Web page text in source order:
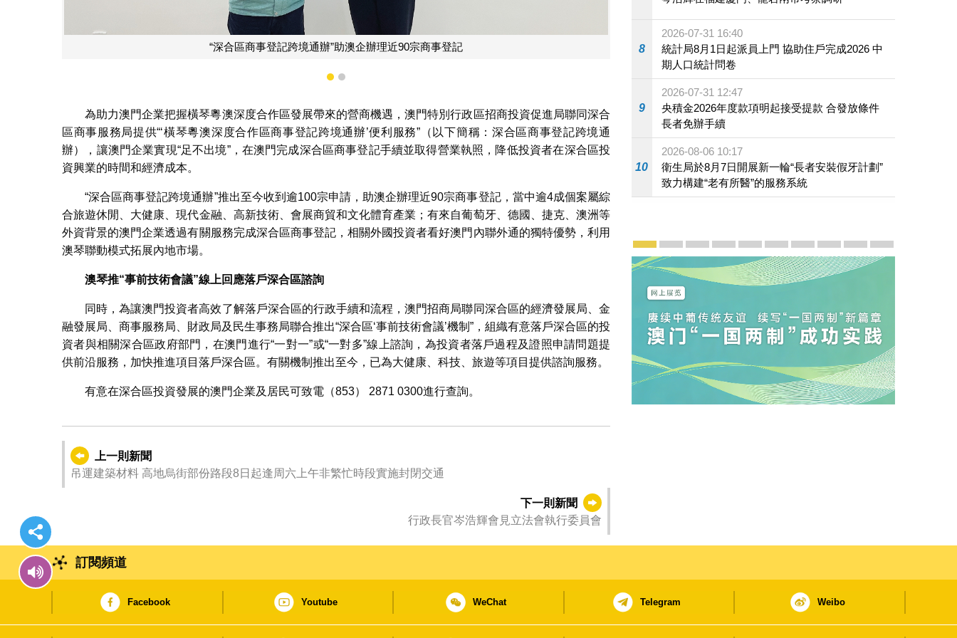
澳琴推“事前技術會議”線上回應落戶深合區諮詢
1 2
為助力澳門企業把握橫琴粵澳深度合作區發展帶來的營商機遇，澳門特別行政區招商投資促進局聯同深合
區商事服務局提供“‘橫琴粵澳深度合作區商事登記跨境通辦’便利服務”（以下簡稱：深合區商事登記跨境通
辦），讓澳門企業實現“足不出境”，在澳門完成深合區商事登記手續並取得營業執照，降低投資者在深合區投
資興業的時間和經濟成本。
“深合區商事登記跨境通辦”推出至今收到逾100宗申請，助澳企辦理近90宗商事登記，當中逾4成個案屬綜
合旅遊休閒、大健康、現代金融、高新技術、會展商貿和文化體育產業；有來自葡萄牙、德國、捷克、澳洲等
外資背景的澳門企業透過有關服務完成深合區商事登記，相關外國投資者看好澳門內聯外通的獨特優勢，利用
澳琴聯動模式拓展內地市場。
澳琴推“事前技術會議”線上回應落戶深合區諮詢
同時，為讓澳門投資者高效了解落戶深合區的行政手續和流程，澳門招商局聯同深合區的經濟發展局、金
融發展局、商事服務局、財政局及民生事務局聯合推出“深合區‘事前技術會議’機制”，組織有意落戶深合區的投
資者與相關深合區政府部門，在澳門進行“一對一”或“一對多”線上諮詢，為投資者落戶過程及證照申請問題提
供前沿服務，加快推進項目落戶深合區。有關機制推出至今，已為大健康、科技、旅遊等項目提供諮詢服務。
有意在深合區投資發展的澳門企業及居民可致電（853） 2871 0300進行查詢。
上一則新聞
吊運建築材料 高地烏街部份路段8日起逢周六上午非繁忙時段實施封閉交通
下一則新聞
行政長官岑浩輝會見立法會執行委員會
8
2026-07-31 16:40
統計局8月1日起派員上門 協助住戶完成2026 中
期人口統計問卷
9
2026-07-31 12:47
央積金2026年度款項明起接受提款 合發放條件
長者免辦手續
10
2026-08-06 10:17
衛生局於8月7日開展新一輪“長者安裝假牙計劃”
致力構建“老有所醫”的服務系統
宣傳及推廣
賡續中葡傳統友誼 續寫“一國兩制”新篇章 — 澳門“一國
澳門名片集
行政長官岑浩輝11月18日發表2026年施政報
施政特寫澳門特別行政區經濟和社會發展第
橫琴粵澳深度合作區專題網站
施政小講堂
走進澳門澳門相簿2020
《澳门微视
訂閱頻道
Facebook Youtube WeChat Telegram Weibo